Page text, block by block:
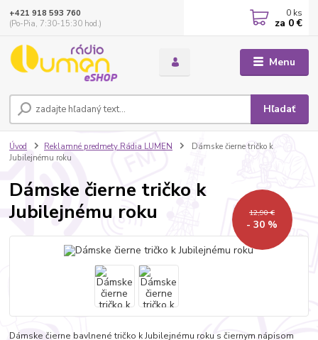
Menu
Hľadať
+421 918 593 760
(Po-Pia, 7:30-15:30 hod.)
0 ks
za 0 €
Úvod Reklamné predmety Rádia LUMEN
Dámske čierne tričko k
Jubilejnému roku
Dámske čierne tričko k
Jubilejnému roku
12,90 €
- 30 %
Dámske čierne bavlnené tričko k Jubilejnému roku s čiernym nápisom